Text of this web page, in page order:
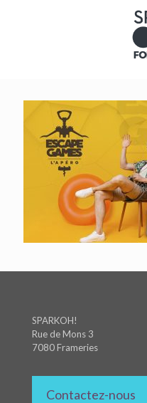
SPARKOH!
Rue de Mons 3
7080 Frameries
Contactez-nous